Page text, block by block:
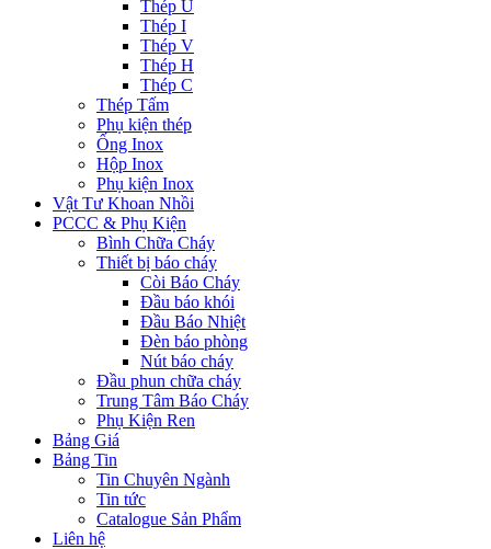
Thép U
Thép I
Thép V
Thép H
Thép C
Thép Tấm
Phụ kiện thép
Ống Inox
Hộp Inox
Phụ kiện Inox
Vật Tư Khoan Nhồi
PCCC & Phụ Kiện
Bình Chữa Cháy
Thiết bị báo cháy
Còi Báo Cháy
Đầu báo khói
Đầu Báo Nhiệt
Đèn báo phòng
Nút báo cháy
Đầu phun chữa cháy
Trung Tâm Báo Cháy
Phụ Kiện Ren
Bảng Giá
Bảng Tin
Tin Chuyên Ngành
Tin tức
Catalogue Sản Phẩm
Liên hệ